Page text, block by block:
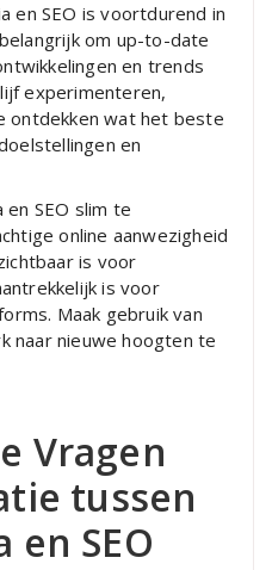
en SEO is voortdurend in
om up-to-date
en trends
experimenteren,
ontdekken wat het beste
en
SEO slim te
online aanwezigheid
is voor
is voor
Maak gebruik van
naar nieuwe hoogten te
Vragen
tussen
en SEO